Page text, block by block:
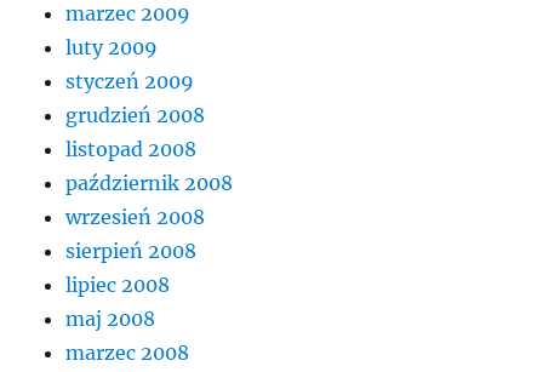
marzec 2009
luty 2009
styczeń 2009
grudzień 2008
listopad 2008
październik 2008
wrzesień 2008
sierpień 2008
lipiec 2008
maj 2008
marzec 2008